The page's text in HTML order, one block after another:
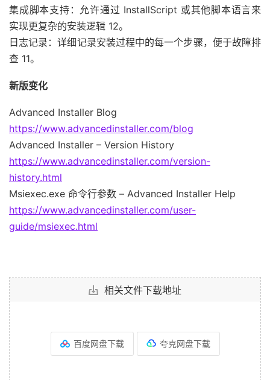
集成脚本支持：允许通过 InstallScript 或其他脚本语言来
实现更复杂的安装逻辑 12。
日志记录：详细记录安装过程中的每一个步骤，便于故障排
查 11。
新版变化
Advanced Installer Blog
https://www.advancedinstaller.com/blog
Advanced Installer – Version History
https://www.advancedinstaller.com/version-
history.html
Msiexec.exe 命令行参数 – Advanced Installer Help
https://www.advancedinstaller.com/user-
guide/msiexec.html
相关文件下载地址
百度网盘下载 夸克网盘下载